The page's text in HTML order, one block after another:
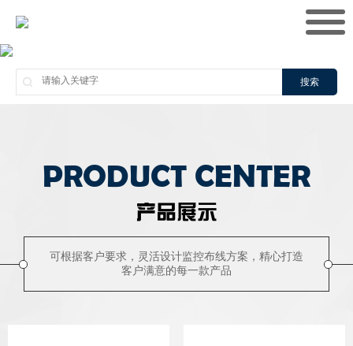
搜索
PRODUCT CENTER
产品展示
可根据客户要求，灵活设计监控布线方案，精心打造
客户满意的每一款产品